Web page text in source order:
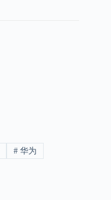
# 华为